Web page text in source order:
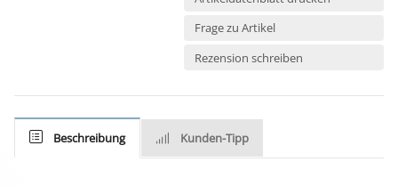
Frage zu Artikel
Rezension schreiben
Beschreibung Kunden-Tipp